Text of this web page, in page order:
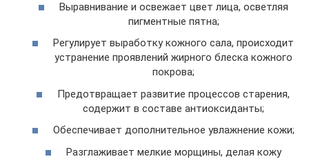
Выравнивание и освежает цвет лица, осветляя
пигментные пятна;
Регулирует выработку кожного сала, происходит
устранение проявлений жирного блеска кожного
покрова;
Предотвращает развитие процессов старения,
содержит в составе антиоксиданты;
Обеспечивает дополнительное увлажнение кожи;
Разглаживает мелкие морщины, делая кожу